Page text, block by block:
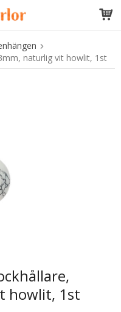
i varukorgen
naturlig vit howlit, 1st
howlit, 1st